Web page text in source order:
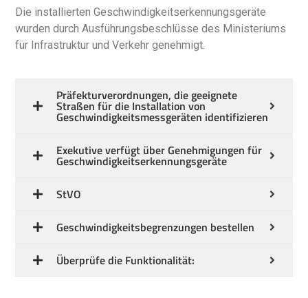
Die installierten Geschwindigkeitserkennungsgeräte
wurden durch Ausführungsbeschlüsse des Ministeriums
für Infrastruktur und Verkehr genehmigt.
Präfekturverordnungen, die geeignete
Straßen für die Installation von
Geschwindigkeitsmessgeräten identifizieren
Exekutive verfügt über Genehmigungen für
Geschwindigkeitserkennungsgeräte
StVO
Geschwindigkeitsbegrenzungen bestellen
Überprüfe die Funktionalität: